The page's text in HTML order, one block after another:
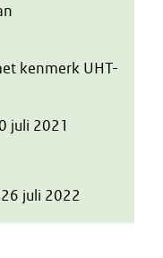
kenmerk UHT-
juli 2021
juli 2022